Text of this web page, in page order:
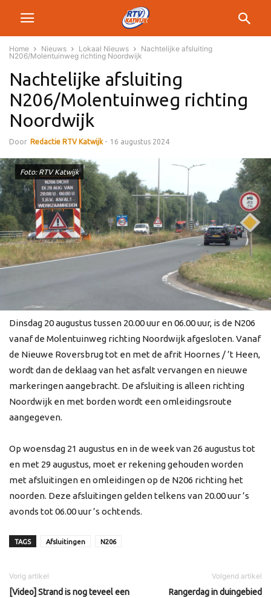
Home Nieuws Lokaal Nieuws
Nachtelijke afsluiting
N206/Molentuinweg richting Noordwijk
Nachtelijke afsluiting
N206/Molentuinweg richting
Noordwijk
Door Redactie RTV Katwijk - 16 augustus 2024
Foto: RTV Katwijk
Dinsdag 20 augustus tussen 20.00 uur en 06.00 uur, is de N206
vanaf de Molentuinweg richting Noordwijk afgesloten. Vanaf
de Nieuwe Roversbrug tot en met de afrit Hoornes / ’t Heen,
wordt dan de deklaag van het asfalt vervangen en nieuwe
markeringen aangebracht. De afsluiting is alleen richting
Noordwijk en met borden wordt een omleidingsroute
aangegeven.
Op woensdag 21 augustus en in de week van 26 augustus tot
en met 29 augustus, moet er rekening gehouden worden
met afsluitingen en omleidingen op de N206 richting het
noorden. Deze afsluitingen gelden telkens van 20.00 uur ’s
avonds tot 06.00 uur ’s ochtends.
TAGS Afsluitingen N206
Vorig artikel
[Video] Strand is nog teveel een
Volgend artikel
Rangerdag in duingebied